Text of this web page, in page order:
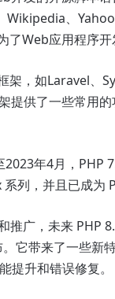
、
Web应用程序开
架，如Laravel
提供了一些常用
年4月，PHP
列，并且已成为
推广，未来 PHP
。它带来了一些
升和错误修复。